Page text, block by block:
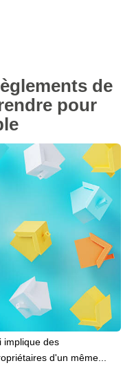
de
pour
implique des
d'un même...